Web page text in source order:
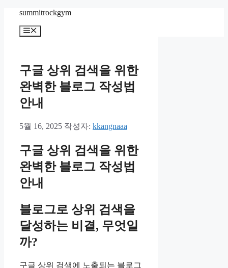
summitrockgym
메
구글 상위 검색을 위한
완벽한 블로그 작성법
안내
5월 16, 2025 작성자: kkangnaaa
구글 상위 검색을 위한
완벽한 블로그 작성법
안내
블로그로 상위 검색을
달성하는 비결, 무엇일
까?
구글 상위 검색에 노출되는 블로그